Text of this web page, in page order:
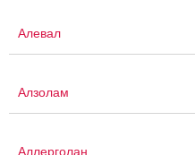
Алевал
Алзолам
Аллерголан